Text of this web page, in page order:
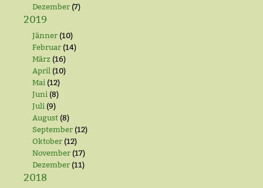
Dezember (7)
2019
Jänner (10)
Februar (14)
März (16)
April (10)
Mai (12)
Juni (8)
Juli (9)
August (8)
September (12)
Oktober (12)
November (17)
Dezember (11)
2018